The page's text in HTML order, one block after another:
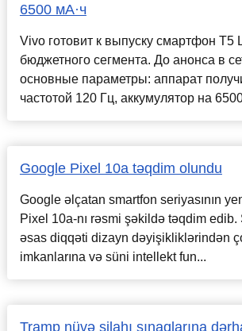
6500 мА·ч
Vivo готовит к выпуску смартфон T5
бюджетного сегмента. До анонса в
основные параметры: аппарат
частотой 120 Гц, аккумулятор на
Google Pixel 10a təqdim olundu
Google əlçatan smartfon seriyasının
Pixel 10a-nı rəsmi şəkildə təqdim edib.
əsas diqqəti dizayn dəyişikliklərindən
imkanlarına və süni intellekt fun...
Tramp nüvə silahı sınaqlarına